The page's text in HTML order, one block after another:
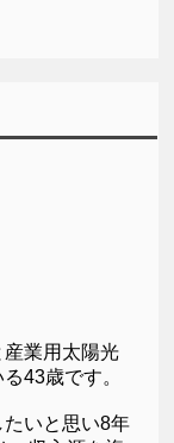
業用太陽光
43歳です。
いと思い8年